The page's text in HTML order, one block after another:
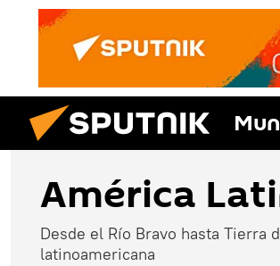
América
Desde el Río Bravo hasta Tierra
latinoamericana